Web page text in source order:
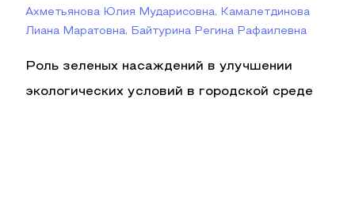
Ахметьянова Юлия Мударисовна, Камалетдинова
Лиана Маратовна, Байтурина Регина Рафаилевна
Роль зеленых насаждений в улучшении
экологических условий в городской среде